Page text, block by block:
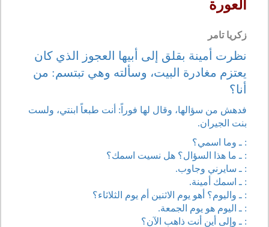
العورة
زكريا تامر
نظرت أمينة بقلق إلى أبيها العجوز الذي كان
يعتزم مغادرة البيت، وسألته وهي تبتسم: من
أنا؟
فدهش من سؤالها، وقال لها فوراً: أنت طبعاً ابنتي، ولست
بنت الجيران.
: ـ وما اسمي؟
: ـ ما هذا السؤال؟ هل نسيت اسمك؟
: ـ سايرني وجاوب.
: ـ اسمك أمينة.
: ـ واليوم؟ أهو يوم الاثنين أم يوم الثلاثاء؟
: ـ اليوم هو يوم الجمعة.
: ـ وإلى أين أنت ذاهب الآن؟